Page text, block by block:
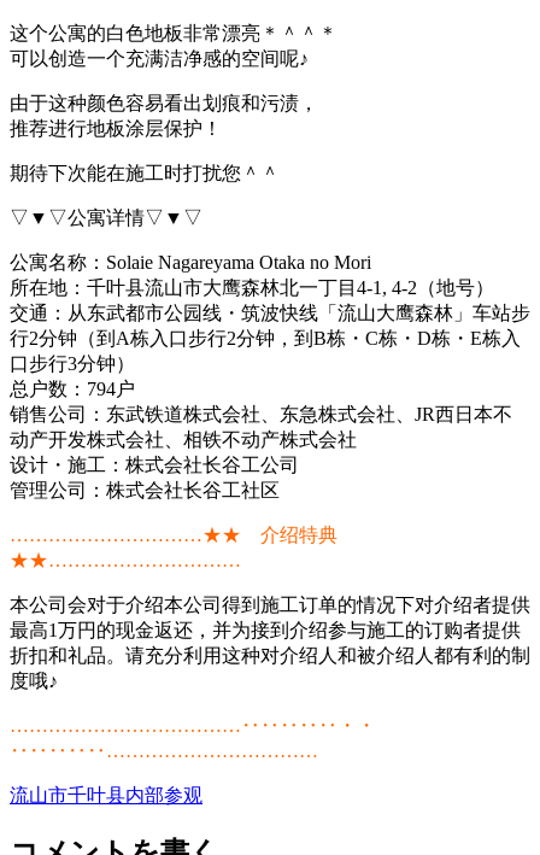
这个公寓的白色地板非常漂亮＊＾＾＊
可以创造一个充满洁净感的空间呢♪
由于这种颜色容易看出划痕和污渍，
推荐进行地板涂层保护！
期待下次能在施工时打扰您＾＾
▽▼▽公寓详情▽▼▽
公寓名称： Solaie Nagareyama Otaka no Mori
所在地：千叶县流山市大鹰森林北一丁目4-1, 4-2（地号）
交通：从东武都市公园线・筑波快线「流山大鹰森林」车站步
行2分钟（到A栋入口步行2分钟，到B栋・C栋・D栋・E栋入
口步行3分钟）
总户数：794户
销售公司：东武铁道株式会社、东急株式会社、JR西日本不
动产开发株式会社、相铁不动产株式会社
设计・施工：株式会社长谷工公司
管理公司：株式会社长谷工社区
…………………………★★ 介绍特典
★★…………………………
本公司会对于介绍本公司得到施工订单的情况下对介绍者提供
最高1万円的现金返还，并为接到介绍参与施工的订购者提供
折扣和礼品。请充分利用这种对介绍人和被介绍人都有利的制
度哦♪
………………………………‥‥‥‥‥・・
‥‥‥‥‥……………………………
流山市千叶县内部参观